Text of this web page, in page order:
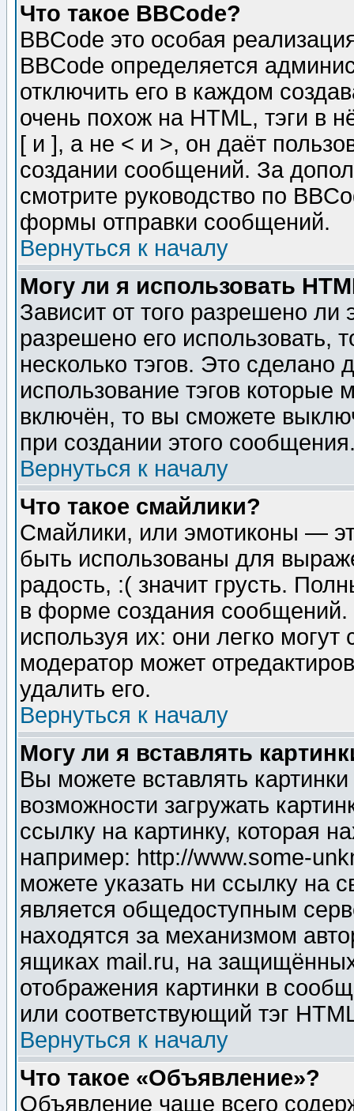
Что такое BBCode?
BBCode это особая
BBCode определяется
отключить его в каждом
очень похож на HTML, тэги в
[ и ], а не < и >, он даёт
создании сообщений. За
смотрите руководство по
формы отправки сообщений.
Вернуться к началу
Могу ли я использовать
Зависит от того разрешено
разрешено его использовать,
несколько тэгов. Это сделано
использование тэгов
включён, то вы сможете
при создании этого
Вернуться к началу
Что такое смайлики?
Смайлики, или эмотиконы —
быть использованы для
радость, :( значит грусть.
в форме создания сообщений.
используя их: они легко
модератор может
удалить его.
Вернуться к началу
Могу ли я вставлять
Вы можете вставлять
возможности загружать
ссылку на картинку, которая
например: http://www.some-
можете указать ни ссылку на
является общедоступным
находятся за механизмом
ящиках mail.ru, на
отображения картинки в
или соответствующий тэг
Вернуться к началу
Что такое «Объявление»?
Объявление чаще всего